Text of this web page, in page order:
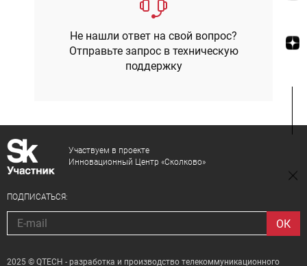
Не нашли ответ на свой вопрос?
Отправьте запрос в техническую
поддержку
Участвуем в проекте
Инновационный Центр «Сколково»
ПОДПИСАТЬСЯ:
2025 © QTECH - разработка и производство телекоммуникационного